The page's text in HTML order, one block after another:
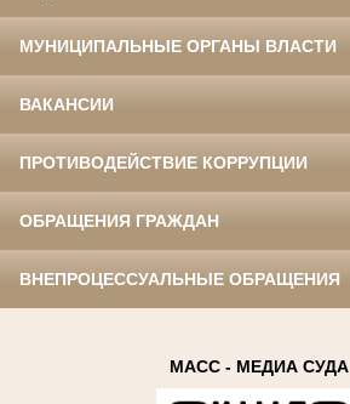
МУНИЦИПАЛЬНЫЕ ОРГАНЫ ВЛАСТИ
ВАКАНСИИ
ПРОТИВОДЕЙСТВИЕ КОРРУПЦИИ
ОБРАЩЕНИЯ ГРАЖДАН
ВНЕПРОЦЕССУАЛЬНЫЕ ОБРАЩЕНИЯ
МАСС - МЕДИА СУДА